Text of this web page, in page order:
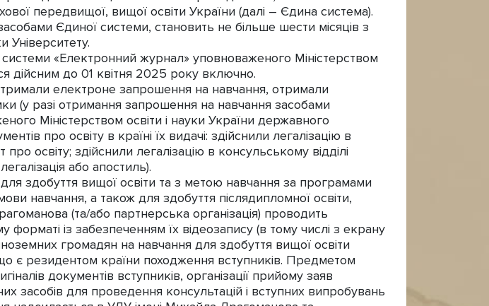
передвищої, вищої освіти України (далі – Єдина система).
Єдиної системи, становить не більше шести місяців з
Університету.
«Електронний журнал» уповноваженого Міністерством
дійсним до 01 квітня 2025 року включно.
електроне запрошення на навчання, отримали
(у разі отримання запрошення на навчання засобами
Міністерством освіти і науки України державного
про освіту в країні їх видачі: здійснили легалізацію в
освіту; здійснили легалізацію в консульському відділі
або апостиль).
здобуття вищої освіти та з метою навчання за програмами
навчання, а також для здобуття післядипломної освіти,
(та/або партнерська організація) проводить
форматі із забезпеченням їх відеозапису (в тому числі з екрану
громадян на навчання для здобуття вищої освіти
є резидентом країни походження вступників. Предметом
документів вступників, організації прийому заяв
засобів для проведення консультацій і вступних випробувань